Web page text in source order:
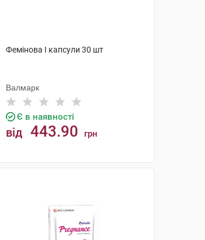
Фемінова І капсули 30 шт
Валмарк
Є в наявності
від 443.90 грн